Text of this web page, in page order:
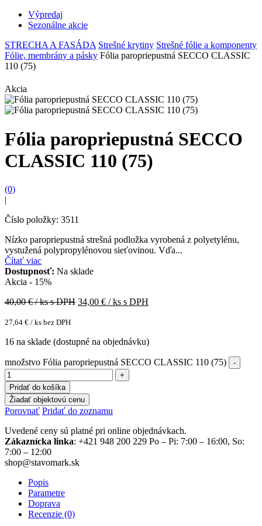
Výpredaj
Sezonálne akcie
STRECHA A FASÁDA Strešné krytiny Strešné fólie a komponenty
Fólie, membrány a pásky Fólia paropriepustná SECCO CLASSIC
110 (75)
Akcia
Fólia paropriepustná SECCO
CLASSIC 110 (75)
(0)
|
Číslo položky: 3511
Nízko paropriepustná strešná podložka vyrobená z polyetylénu,
vystužená polypropylénovou sieťovinou. Vďa...
Čítať viac
Dostupnosť: Na sklade
Akcia - 15%
40,00€ / ks s DPH 34,00 € / ks s DPH
27,64 € / ks bez DPH
16 na sklade (dostupné na objednávku)
množstvo Fólia paropriepustná SECCO CLASSIC 110 (75)
Pridať do košíka
Žiadať objektovú cenu
Porovnať Pridať do zoznamu
Uvedené ceny sú platné pri online objednávkach.
Zákaznícka linka: +421 948 200 229 Po – Pi: 7:00 – 16:00, So:
7:00 – 12:00
shop@stavomark.sk
Popis
Parametre
Doprava
Recenzie (0)